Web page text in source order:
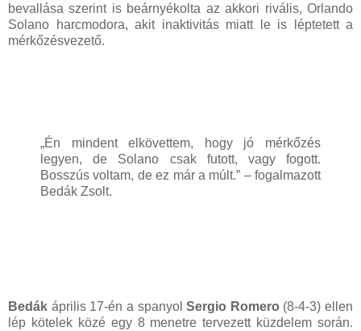
bevallása szerint is beárnyékolta az akkori rivális, Orlando
Solano harcmodora, akit inaktivitás miatt le is léptetett a
mérkőzésvezető.
„Én mindent elkövettem, hogy jó mérkőzés
legyen, de Solano csak futott, vagy fogott.
Bosszús voltam, de ez már a múlt.” – fogalmazott
Bedák Zsolt.
Bedák április 17-én a spanyol Sergio Romero (8-4-3) ellen
lép kötelek közé egy 8 menetre tervezett küzdelem során.